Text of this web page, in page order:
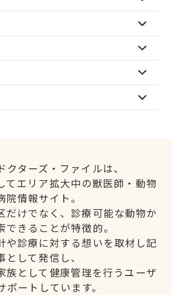
クターズ・ファイルは、
てエリア拡大中の獣医師・動物
院情報サイト。
だけでなく、診療可能な動物か
できることが特徴的。
や診療に対する想いを取材し記
として発信し、
族として健康管理を行うユーザ
ポートしています。